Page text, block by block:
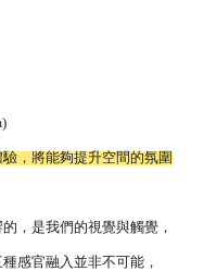
，將能夠提升空間的氛圍
，是我們的視覺與觸覺，
感官融入並非不可能，